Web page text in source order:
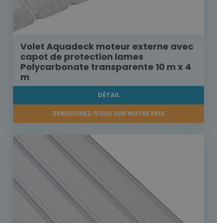
Volet Aquadeck moteur externe avec
capot de protection lames
Polycarbonate transparente 10 m x 4
m
DÉTAIL
RENSEIGNEZ-VOUS SUR NOTRE PRIX